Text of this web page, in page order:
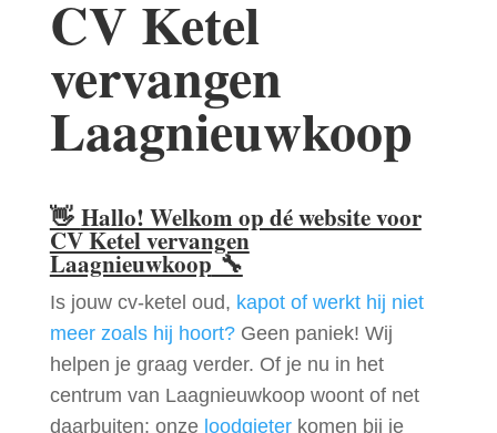
CV Ketel
vervangen
Laagnieuwkoop
👋 Hallo! Welkom op dé website voor
CV Ketel vervangen
Laagnieuwkoop🔧
Is jouw cv-ketel oud, kapot of werkt hij niet
meer zoals hij hoort?Geen paniek! Wij
helpen je graag verder. Of je nu in het
centrum van Laagnieuwkoop woont of net
daarbuiten: onze loodgieterkomen bij je